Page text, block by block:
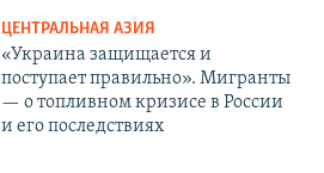
ЦЕНТРАЛЬНАЯ АЗИЯ
«Украина защищается и
поступает правильно». Мигранты
— о топливном кризисе в России
и его последствиях